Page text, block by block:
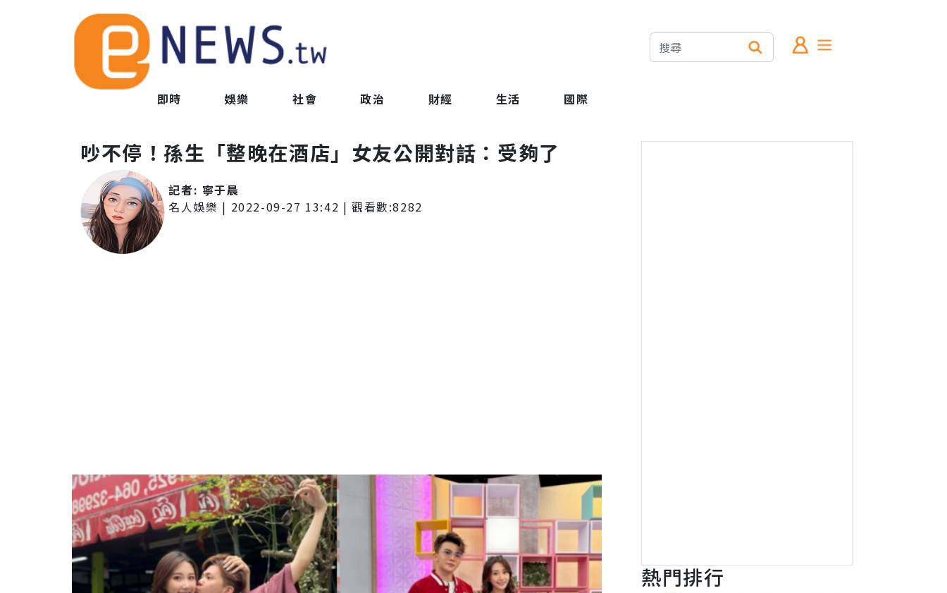
即時 娛樂 社會 政治 財經 生活 國際
吵不停！孫生「整晚在酒店」女友公開對話：受夠了
記者: 寧于晨
名人娛樂 | 2022-09-27 13:42 | 觀看數:8282
熱門排行